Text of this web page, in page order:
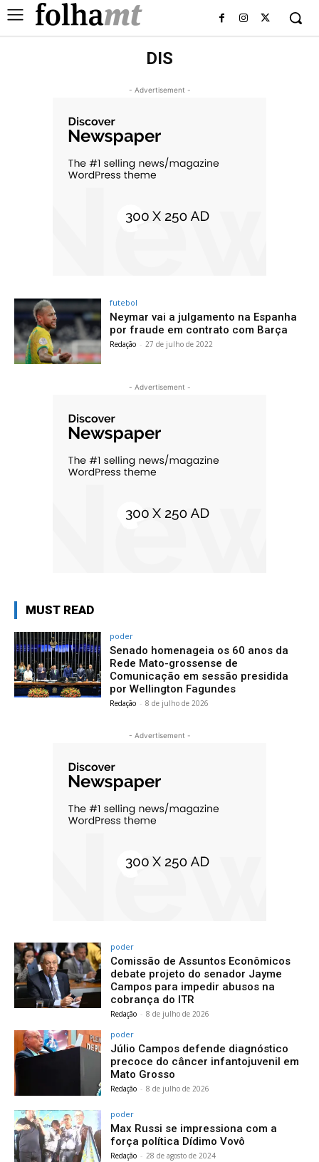
DIS
- Advertisement -
futebol
Neymar vai a julgamento na Espanha
por fraude em contrato com Barça
Redação - 27 de julho de 2022
- Advertisement -
MUST READ
poder
Senado homenageia os 60 anos da
Rede Mato-grossense de
Comunicação em sessão presidida
por Wellington Fagundes
Redação - 8 de julho de 2026
- Advertisement -
poder
Comissão de Assuntos Econômicos
debate projeto do senador Jayme
Campos para impedir abusos na
cobrança do ITR
Redação - 8 de julho de 2026
poder
Júlio Campos defende diagnóstico
precoce do câncer infantojuvenil em
Mato Grosso
Redação - 8 de julho de 2026
poder
Max Russi se impressiona com a
força política Dídimo Vovô
Redação - 28 de agosto de 2024